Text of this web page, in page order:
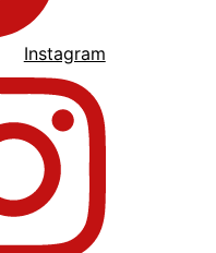
Instagram